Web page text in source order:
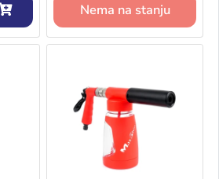
Nema na stanju